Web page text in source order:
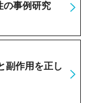
の事例研究
副作用を正し